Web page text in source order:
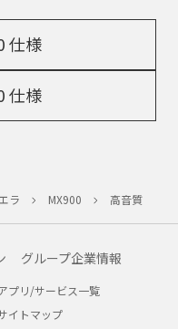
仕様
仕様
ラ MX900 高音質
グループ企業情報
プリ/サービス一覧
イトマップ